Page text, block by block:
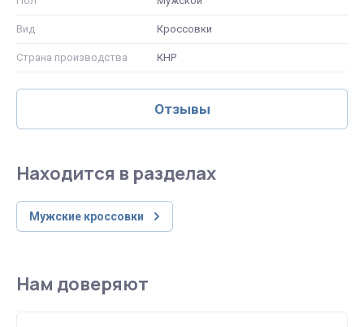
Вид Кроссовки
Страна производства КНР
Отзывы
Находится в разделах
Мужские кроссовки
Нам доверяют